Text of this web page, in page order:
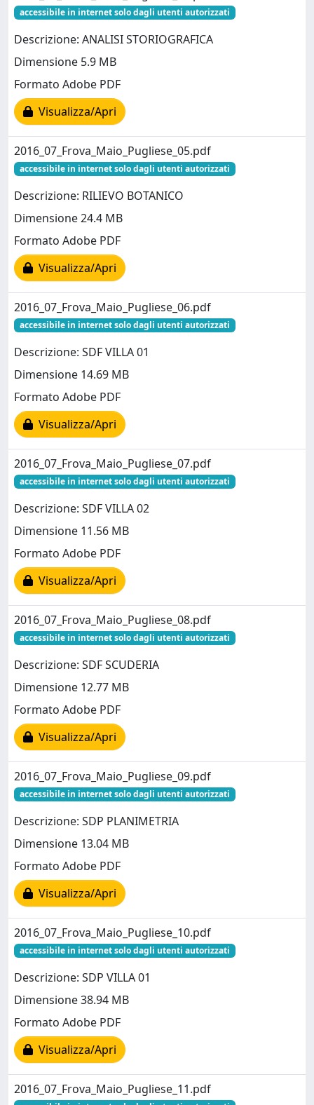
accessibile in internet solo dagli utenti autorizzati
Descrizione: ANALISI STORIOGRAFICA
Dimensione 5.9 MB
Formato Adobe PDF
Visualizza/Apri
2016_07_Frova_Maio_Pugliese_05.pdf
accessibile in internet solo dagli utenti autorizzati
Descrizione: RILIEVO BOTANICO
Dimensione 24.4 MB
Formato Adobe PDF
Visualizza/Apri
2016_07_Frova_Maio_Pugliese_06.pdf
accessibile in internet solo dagli utenti autorizzati
Descrizione: SDF VILLA 01
Dimensione 14.69 MB
Formato Adobe PDF
Visualizza/Apri
2016_07_Frova_Maio_Pugliese_07.pdf
accessibile in internet solo dagli utenti autorizzati
Descrizione: SDF VILLA 02
Dimensione 11.56 MB
Formato Adobe PDF
Visualizza/Apri
2016_07_Frova_Maio_Pugliese_08.pdf
accessibile in internet solo dagli utenti autorizzati
Descrizione: SDF SCUDERIA
Dimensione 12.77 MB
Formato Adobe PDF
Visualizza/Apri
2016_07_Frova_Maio_Pugliese_09.pdf
accessibile in internet solo dagli utenti autorizzati
Descrizione: SDP PLANIMETRIA
Dimensione 13.04 MB
Formato Adobe PDF
Visualizza/Apri
2016_07_Frova_Maio_Pugliese_10.pdf
accessibile in internet solo dagli utenti autorizzati
Descrizione: SDP VILLA 01
Dimensione 38.94 MB
Formato Adobe PDF
Visualizza/Apri
2016_07_Frova_Maio_Pugliese_11.pdf